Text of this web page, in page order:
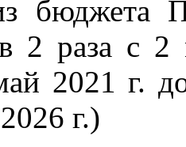
бюджета
2 раза с 2
2021 г.
г.)